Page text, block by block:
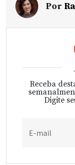
Por
Receba
Digite
E-mail